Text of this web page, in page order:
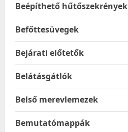
Beépíthető hűtőszekrények
Befőttesüvegek
Bejárati előtetők
Belátásgátlók
Belső merevlemezek
Bemutatómappák